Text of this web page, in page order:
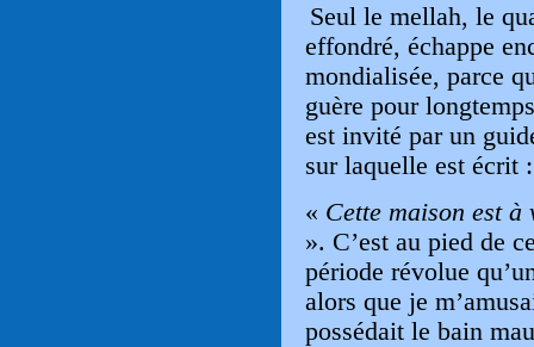
Seul le mellah, le
effondré, échappe
mondialisée, parce
guère pour
est invité par un
sur laquelle est écrit :
« Cette maison est
». C’est au pied de
période révolue
alors que je
possédait le bain